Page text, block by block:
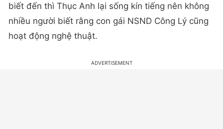
biết đến thì Thục Anh lại sống kín tiếng nên không
nhiều người biết rằng con gái NSND Công Lý cũng
hoạt động nghệ thuật.